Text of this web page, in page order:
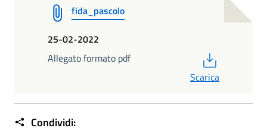
fida_pascolo
25-02-2022
Allegato formato pdf
Scarica
Condividi: